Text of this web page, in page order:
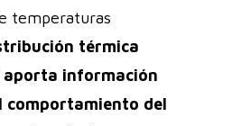
temperaturas
térmica
aporta información
comportamiento del